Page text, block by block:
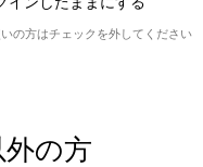
の方はチェックを外してください
の方